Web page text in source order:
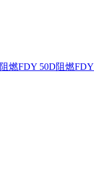
阻燃FDY 50D阻燃